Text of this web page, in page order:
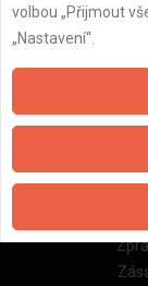
volbou „Přijmout
„Nastavení“.